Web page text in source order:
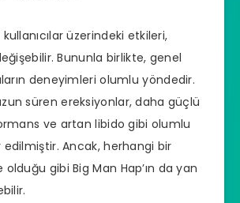
kullanıcılar üzerindeki etkileri,
Bununla birlikte, genel
deneyimleri olumlu yöndedir.
süren ereksiyonlar, daha güçlü
ve artan libido gibi olumlu
Ancak, herhangi bir
gibi Big Man Hap’ın da yan